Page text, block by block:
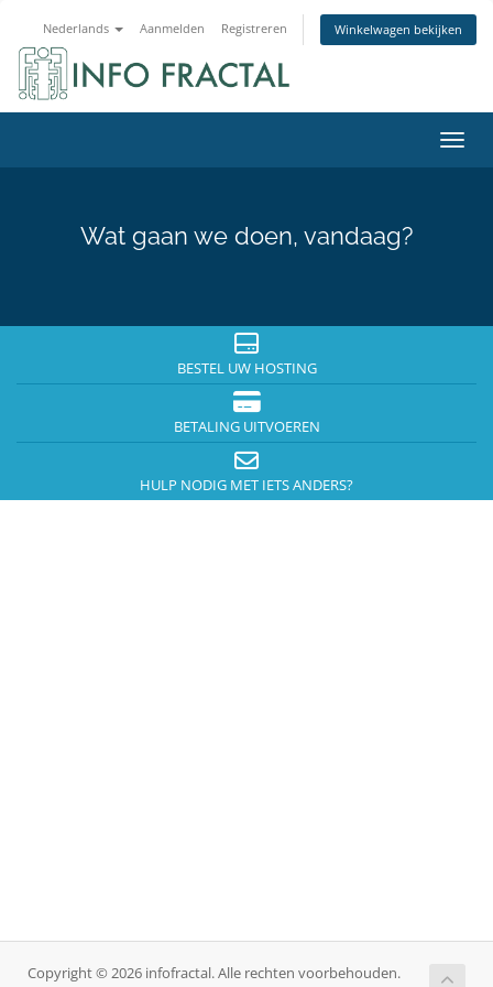
Nederlands Aanmelden Registreren Winkelwagen bekijken
Wat gaan we doen, vandaag?
BESTEL UW HOSTING
BETALING UITVOEREN
HULP NODIG MET IETS ANDERS?
Copyright © 2026 infofractal. Alle rechten voorbehouden.